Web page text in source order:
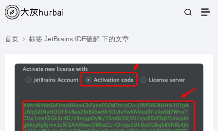
首页 标签 JetBrains IDE破解 下的文章